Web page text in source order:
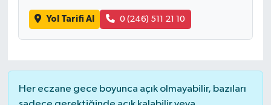
Yol Tarifi Al 0 (246) 511 21 10
Her eczane gece boyunca açık olmayabilir, bazıları